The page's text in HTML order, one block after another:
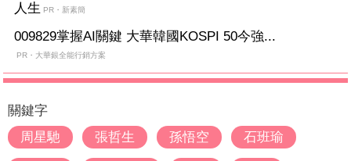
人生 PR・新素簡
009829掌握AI關鍵 大華韓國KOSPI 50今強...
PR・大華銀全能行銷方案
關鍵字
周星馳
張哲生 孫悟空 石班瑜